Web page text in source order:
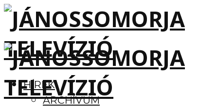
HÍREK
ARCHÍVUM